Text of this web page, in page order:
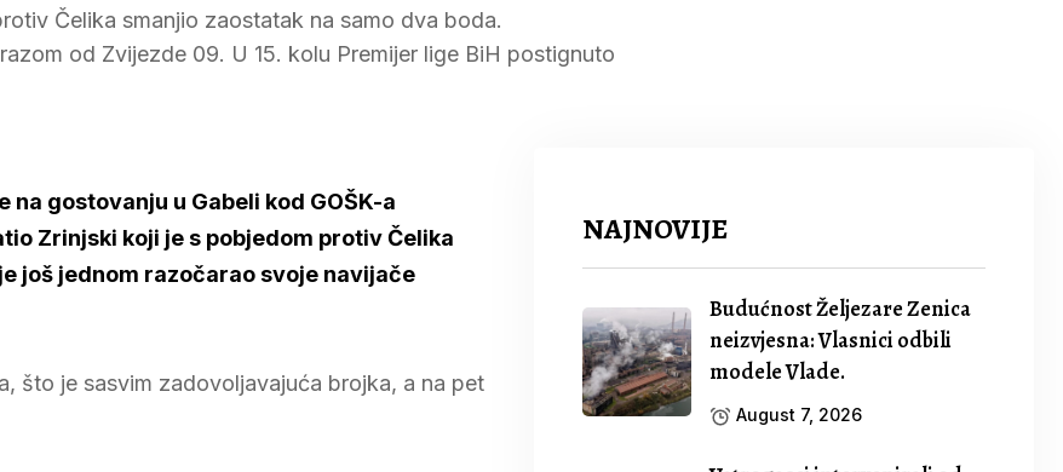
Čelika smanjio zaostatak na samo dva boda.
od Zvijezde 09. U 15. kolu Premijer lige BiH postignuto
gostovanju u Gabeli kod GOŠK-a
Zrinjski koji je s pobjedom protiv Čelika
još jednom razočarao svoje navijače
što je sasvim zadovoljavajuća brojka, a na pet
NAJNOVIJE
Budućnost Željezare Zenica
neizvjesna: Vlasnici odbili
modele Vlade.
August 7, 2026